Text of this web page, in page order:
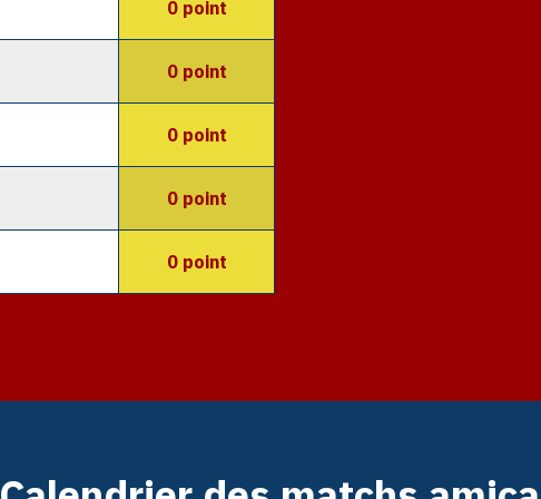
0 point
0 point
0 point
0 point
0 point